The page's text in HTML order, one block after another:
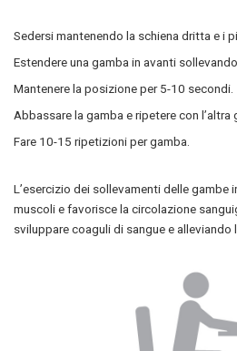
Sedersi mantenendo la schiena dritta e i
Estendere una gamba in avanti
Mantenere la posizione per 5-10 secondi.
Abbassare la gamba e ripetere con l’altra
Fare 10-15 ripetizioni per gamba.
L’esercizio dei sollevamenti delle
muscoli e favorisce la circolazione
sviluppare coaguli di sangue e alleviando